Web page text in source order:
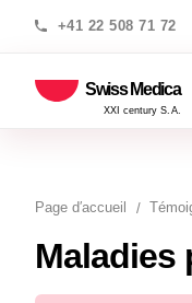
+41 22 508 71 72
Swiss Medica
XXI century S.A.
Page d′accueil
Maladies